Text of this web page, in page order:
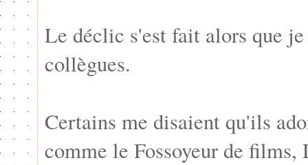
Le déclic s'est fait alors que
collègues.
Certains me disaient qu'ils
comme le Fossoyeur de